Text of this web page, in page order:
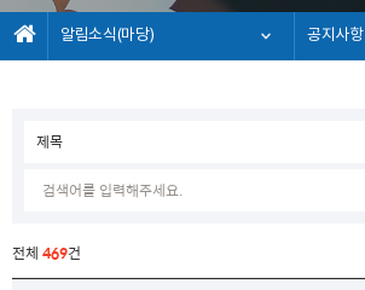
알림소식(마당) 공지사항
전체 469건